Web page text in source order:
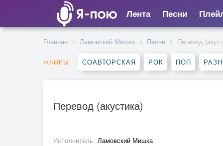
Лента Песни
Главная Ламовский Мишка Песни Перевод
ЖАНРЫ: СОАВТОРСКАЯ РОК ПОП
Перевод (акустика)
Исполнитель Ламовский Мишка